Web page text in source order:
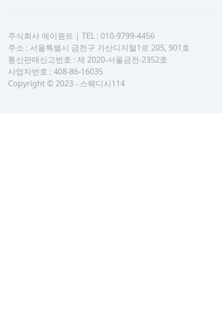
주식회사 에이원트 | TEL : 010-9799-4456
주소 : 서울특별시 금천구 가산디지털1로 205, 901호
통신판매신고번호 : 제 2020-서울금천-2352호
사업자번호 : 408-86-16035
Copyright © 2023 - 스웨디시114